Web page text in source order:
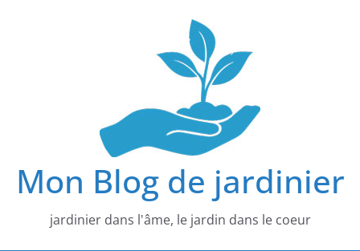
Mon Blog de jardinier
jardinier dans l'âme, le jardin dans le coeur